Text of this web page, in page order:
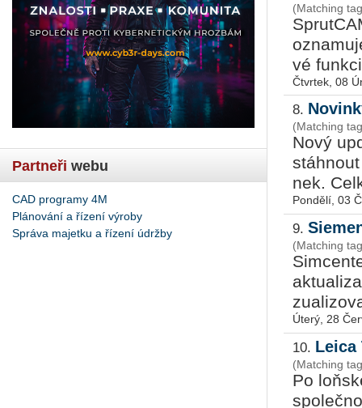
Partneři webu
CAD programy 4M
Plánování a řízení výroby
Správa majetku a řízení údržby
(Matching
vé
Čtvrtek, 08
8.
(Matching
Nový
nek.
Pondělí, 03
9.
(Matching
Úterý, 28
10. Leica
(Matching
Po